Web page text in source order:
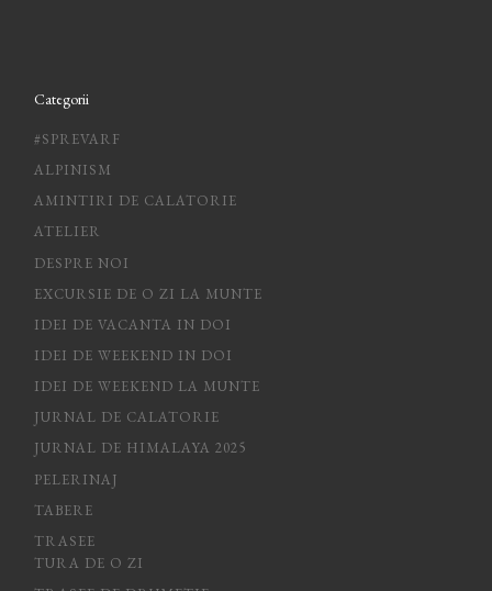
Categorii
#SPREVARF
ALPINISM
AMINTIRI DE CALATORIE
ATELIER
DESPRE NOI
EXCURSIE DE O ZI LA MUNTE
IDEI DE VACANTA IN DOI
IDEI DE WEEKEND IN DOI
IDEI DE WEEKEND LA MUNTE
JURNAL DE CALATORIE
JURNAL DE HIMALAYA 2025
PELERINAJ
TABERE
TRASEE
TURA DE O ZI